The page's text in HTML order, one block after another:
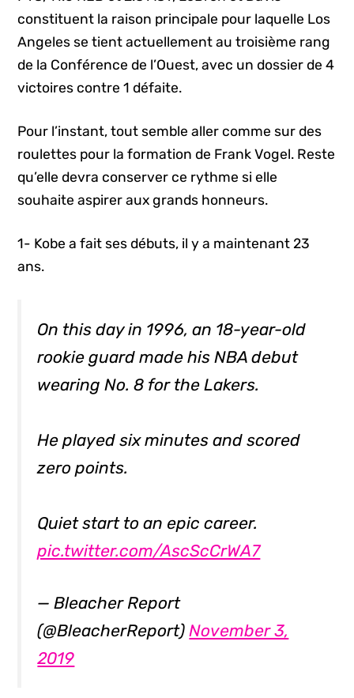
constituent la raison principale pour laquelle Los
Angeles se tient actuellement au troisième rang
de la Conférence de l’Ouest, avec un dossier de 4
victoires contre 1 défaite.
Pour l’instant, tout semble aller comme sur des
roulettes pour la formation de Frank Vogel. Reste
qu’elle devra conserver ce rythme si elle
souhaite aspirer aux grands honneurs.
1- Kobe a fait ses débuts, il y a maintenant 23
ans.
On this day in 1996, an 18-year-old
rookie guard made his NBA debut
wearing No. 8 for the Lakers.
He played six minutes and scored
zero points.
Quiet start to an epic career.
pic.twitter.com/AscScCrWA7
— Bleacher Report
(@BleacherReport)November 3,
2019